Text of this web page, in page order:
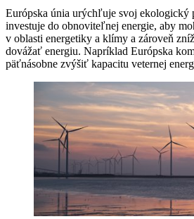
Európska únia urýchľuje svoj ekologický
investuje do obnoviteľnej energie, aby
v oblasti energetiky a klímy a zároveň
dovážať energiu. Napríklad Európska
päťnásobne zvýšiť kapacitu veternej